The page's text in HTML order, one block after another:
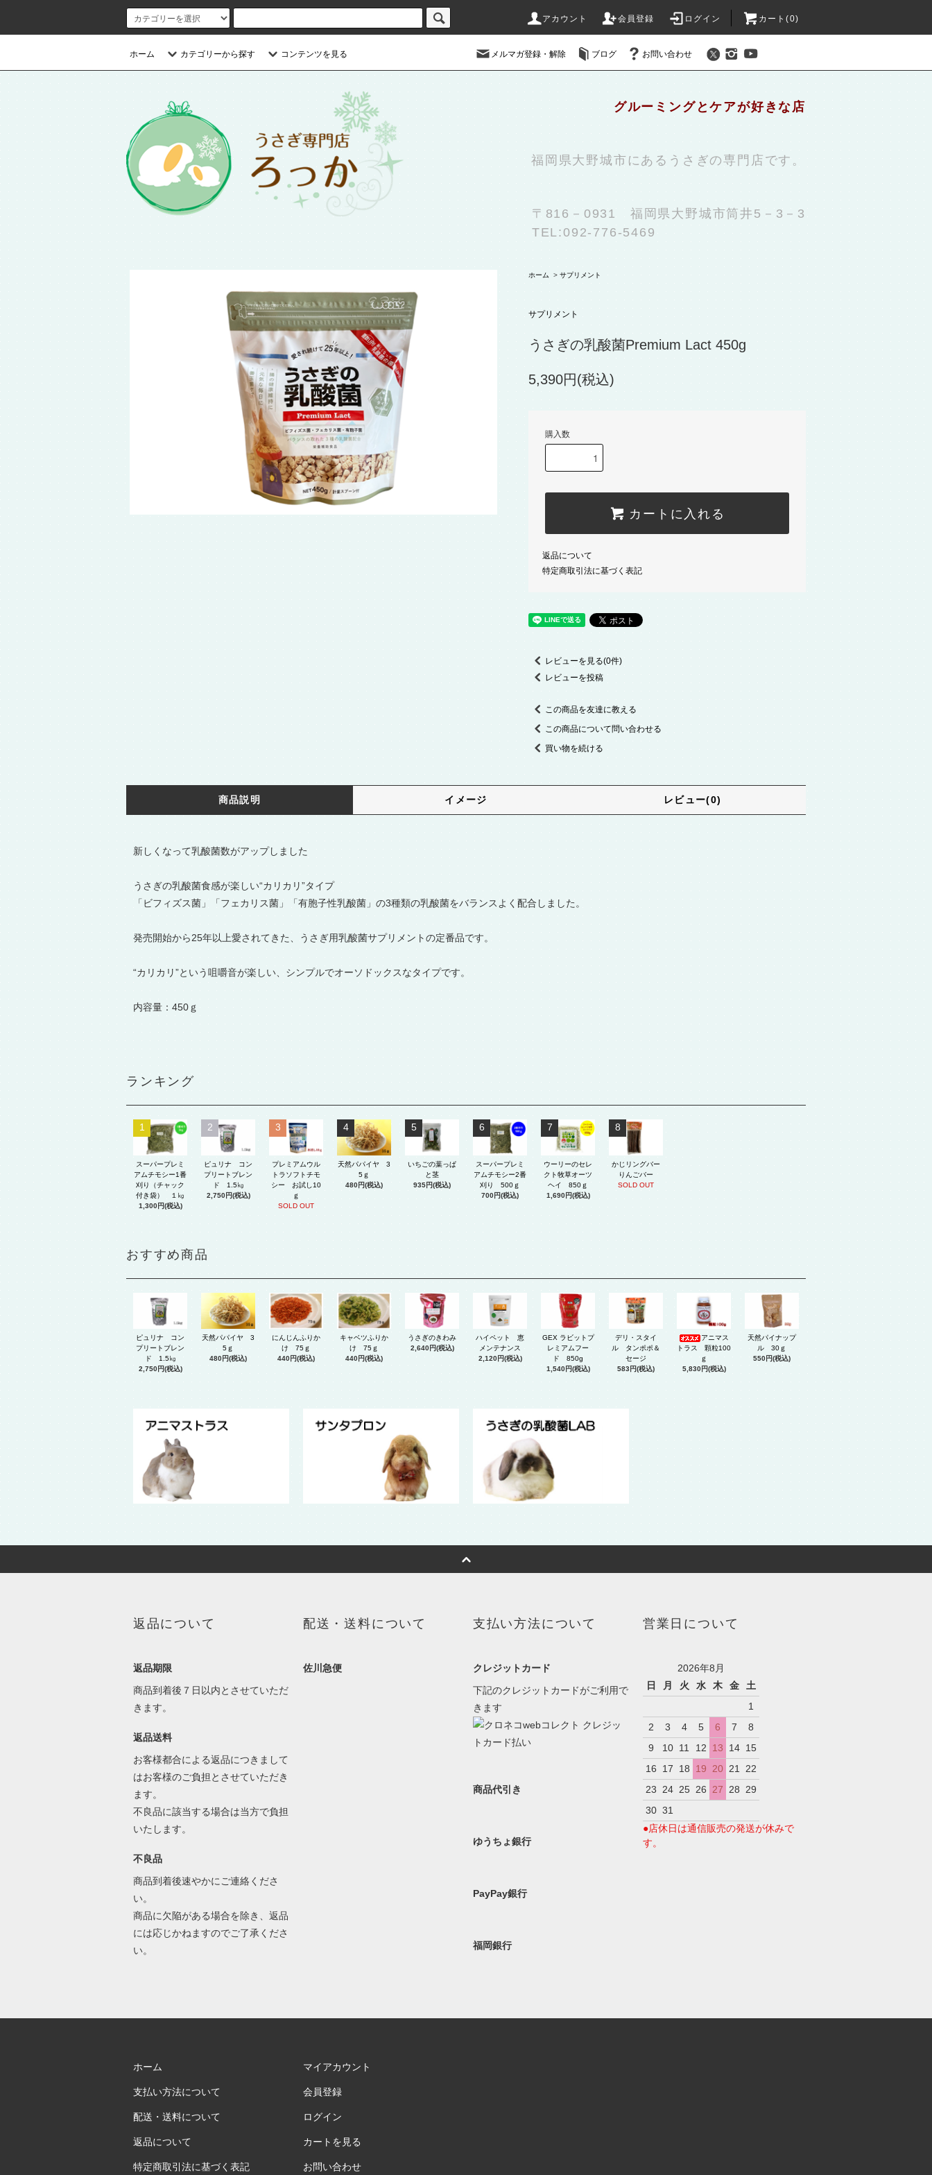
アカウント 会員登録 ログイン カート(0)
ホーム カテゴリーから探す コンテンツを見る メルマガ登録・解除 ブログ お問い合わせ
グルーミングとケアが好きな店
福岡県大野城市にあるうさぎの専門店です。
〒816－0931 福岡県大野城市筒井5－3－3
TEL:092-776-5469
ホーム > サプリメント
サプリメント
うさぎの乳酸菌Premium Lact 450g
5,390円(税込)
購入数
カートに入れる
返品について
特定商取引法に基づく表記
レビューを見る(0件)
レビューを投稿
この商品を友達に教える
この商品について問い合わせる
買い物を続ける
商品説明 イメージ レビュー(0)
新しくなって乳酸菌数がアップしました
うさぎの乳酸菌食感が楽しい“カリカリ”タイプ
「ビフィズス菌」「フェカリス菌」「有胞子性乳酸菌」の3種類の乳酸菌をバランスよく配合しました。
発売開始から25年以上愛されてきた、うさぎ用乳酸菌サプリメントの定番品です。
“カリカリ”という咀嚼音が楽しい、シンプルでオーソドックスなタイプです。
内容量：450ｇ
ランキング
1
スーパープレミ
アムチモシー1番
刈り（チャック
付き袋） １㎏
1,300円(税込)
2
ピュリナ コン
プリートブレン
ド 1.5㎏
2,750円(税込)
3
プレミアムウル
トラソフトチモ
シー お試し10
ｇ
SOLD OUT
4
天然パパイヤ 3
5ｇ
480円(税込)
5
いちごの葉っぱ
と茎
935円(税込)
6
スーパープレミ
アムチモシー2番
刈り 500ｇ
700円(税込)
7
ウーリーのセレ
クト牧草オーツ
ヘイ 850ｇ
1,690円(税込)
8
かじリングバー
りんごバー
SOLD OUT
おすすめ商品
ピュリナ コン
プリートブレン
ド 1.5㎏
2,750円(税込)
天然パパイヤ 3
5ｇ
480円(税込)
にんじんふりか
け 75ｇ
440円(税込)
キャベツふりか
け 75ｇ
440円(税込)
うさぎのきわみ
2,640円(税込)
ハイペット 恵
メンテナンス
2,120円(税込)
GEX ラビットプ
レミアムフー
ド 850g
1,540円(税込)
デリ・スタイ
ル タンポポ＆
セージ
583円(税込)
アニマス
トラス 顆粒100
ｇ
5,830円(税込)
天然パイナップ
ル 30ｇ
550円(税込)
返品について
返品期限
商品到着後７日以内とさせていただ
きます。
返品送料
お客様都合による返品につきまして
はお客様のご負担とさせていただき
ます。
不良品に該当する場合は当方で負担
いたします。
不良品
商品到着後速やかにご連絡くださ
い。
商品に欠陥がある場合を除き、返品
には応じかねますのでご了承くださ
い。
配送・送料について
佐川急便
支払い方法について
クレジットカード
下記のクレジットカードがご利用で
きます
商品代引き
ゆうちょ銀行
PayPay銀行
福岡銀行
営業日について
2026年8月
日
月 火 水 木 金
土
1
2
3 4 5 6 7
8
9
10 11 12 13 14 15
16
17 18 19 20 21 22
23 24 25 26 27 28 29
30 31
●店休日は通信販売の発送が休みで
す。
ホーム
支払い方法について
配送・送料について
返品について
特定商取引法に基づく表記
マイアカウント
会員登録
ログイン
カートを見る
お問い合わせ